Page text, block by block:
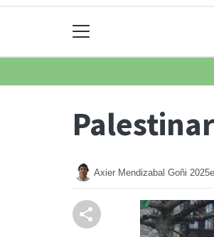
Axier Mendizabal Goñi